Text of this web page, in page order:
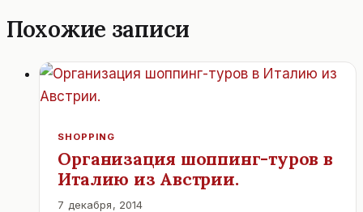
Похожие записи
SHOPPING
Организация шоппинг-туров в
Италию из Австрии.
7 декабря, 2014